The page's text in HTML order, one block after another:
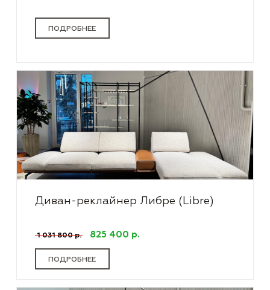
ПОДРОБНЕЕ
Диван-реклайнер Либре (Libre)
1 031 800 р. 825 400 р.
ПОДРОБНЕЕ